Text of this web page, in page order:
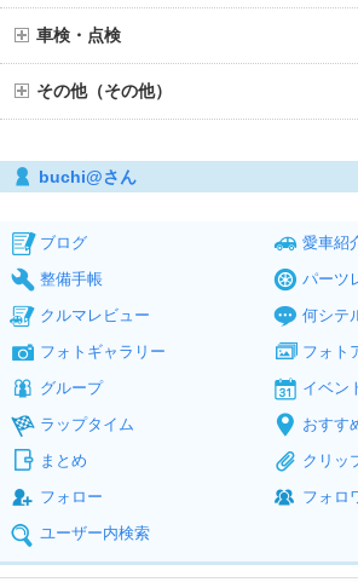
車検・点検
その他（その他）
buchi@さん
ブログ
愛車紹
整備手帳
パーツ
クルマレビュー
何シテ
フォトギャラリー
フォト
グループ
イベン
ラップタイム
おすす
まとめ
クリッ
フォロー
フォロ
ユーザー内検索